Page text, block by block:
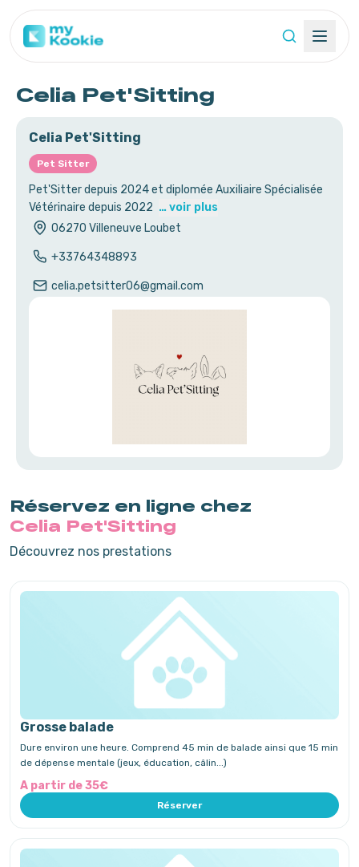
Celia Pet'Sitting
Celia Pet'Sitting
Pet Sitter
Pet'Sitter depuis 2024 et diplomée Auxiliaire Spécialisée
Vétérinaire depuis 2022 … voir plus
06270 Villeneuve Loubet
+33764348893
celia.petsitter06@gmail.com
Réservez en ligne chez
Celia Pet'Sitting
Découvrez nos prestations
Grosse balade
Dure environ une heure. Comprend 45 min de balade ainsi que 15 min
de dépense mentale (jeux, éducation, câlin...)
A partir de 35€
Réserver